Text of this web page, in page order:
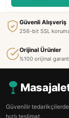
Güvenli Alışveriş
256-bit SSL
Orijinal Ürünler
%100 orijinal
Güvenilir
hızlı teslimat.